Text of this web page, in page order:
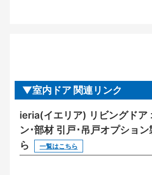
室内ドア 関連リンク
ieria(イエリア) リビングドア
ン･部材 引戸･吊戸オプショ
ら
一覧はこちら